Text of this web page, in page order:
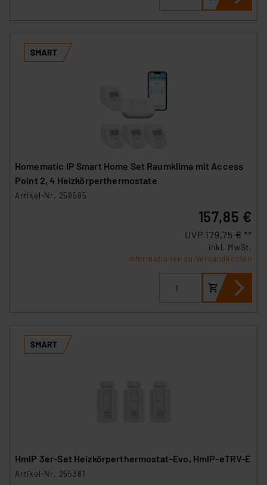
Homematic IP Smart Home Set Raumklima mit Access
Point 2, 4 Heizkörperthermostate
Artikel-Nr. 258585
157,85 €
UVP 179,75 € **
inkl. MwSt.
Informationen zu Versandkosten
HmIP 3er-Set Heizkörperthermostat–Evo, HmIP-eTRV-E
Artikel-Nr. 255381